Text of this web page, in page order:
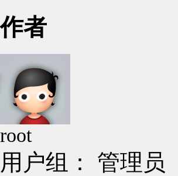
作者
root
用户组： 管理员